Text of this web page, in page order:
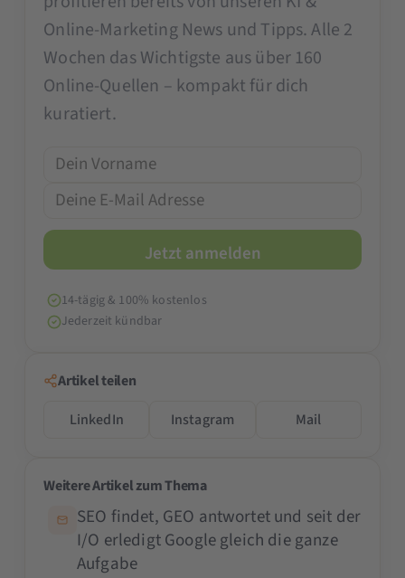
Online-Marketing News und Tipps. Alle 2
Wochen das Wichtigste aus über 160
Online-Quellen – kompakt für dich
kuratiert.
14-tägig & 100% kostenlos
Jederzeit kündbar
Artikel teilen
LinkedIn
Instagram Mail
Weitere Artikel zum Thema
SEO findet, GEO antwortet und seit der
I/O erledigt Google gleich die ganze
Aufgabe